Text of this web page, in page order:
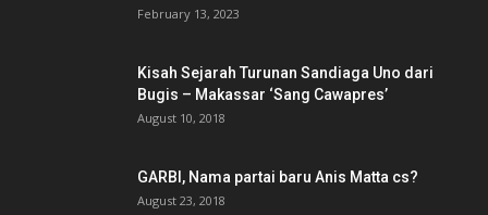
February 13, 2023
Kisah Sejarah Turunan Sandiaga Uno dari
Bugis – Makassar ‘Sang Cawapres’
August 10, 2018
GARBI, Nama partai baru Anis Matta cs?
August 23, 2018